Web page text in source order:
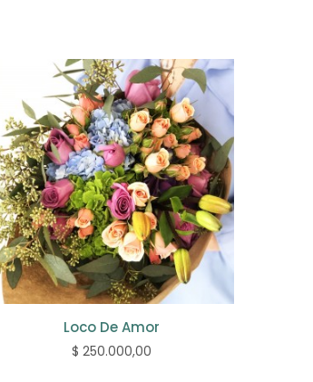
Loco De Amor
$ 250.000,00